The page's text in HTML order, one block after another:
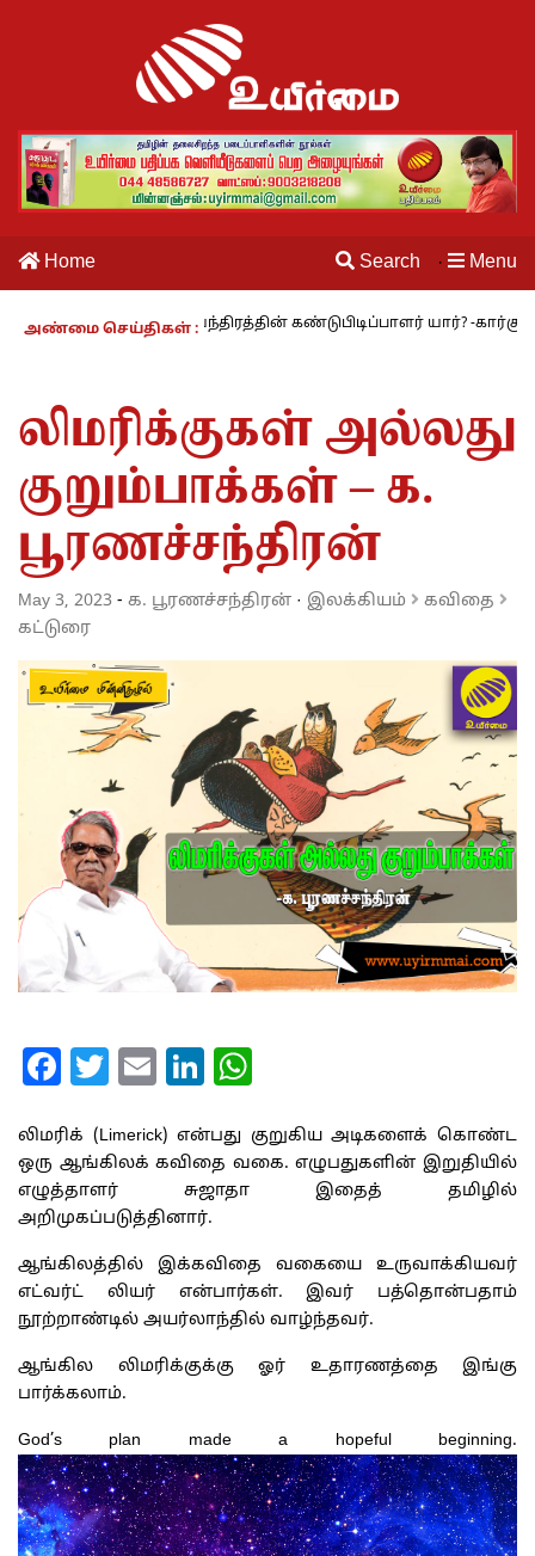
Home Search · Menu
அண்மை செய்திகள் :
– 27 : தையல் இயந்திரத்தின் கண்டுபிடிப்பாளர் யார்? -கார்குழலி
லிமரிக்குகள் அல்லது
குறும்பாக்கள் – க.
பூரணச்சந்திரன்
May 3, 2023 - க. பூரணச்சந்திரன் · இலக்கியம்
கவிதை
கட்டுரை
Facebook
Twitter
EmailLinkedIn
லிமரிக் (Limerick) என்பது குறுகிய அடிகளைக் கொண்ட
ஒரு ஆங்கிலக் கவிதை வகை. எழுபதுகளின் இறுதியில்
எழுத்தாளர் சுஜாதா இதைத் தமிழில்
அறிமுகப்படுத்தினார்.
ஆங்கிலத்தில் இக்கவிதை வகையை உருவாக்கியவர்
எட்வர்ட் லியர் என்பார்கள். இவர் பத்தொன்பதாம்
நூற்றாண்டில் அயர்லாந்தில் வாழ்ந்தவர்.
ஆங்கில லிமரிக்குக்கு ஓர் உதாரணத்தை இங்கு
பார்க்கலாம்.
God’s plan made a hopeful beginning.